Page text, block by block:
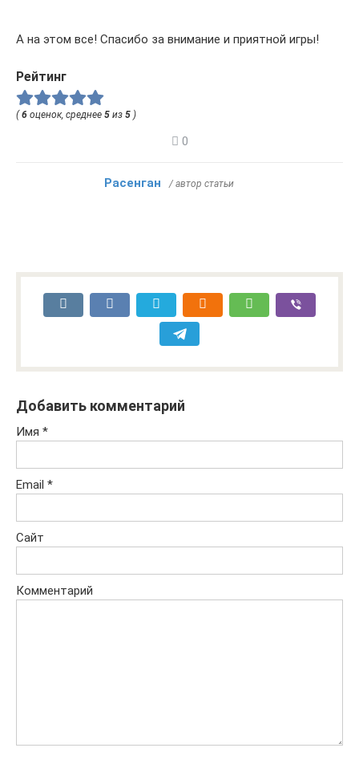
А на этом все! Спасибо за внимание и приятной игры!
Рейтинг
(6 оценок, среднее 5 из 5 )
0
Расенган / автор статьи
Добавить комментарий
Имя *
Email *
Сайт
Комментарий